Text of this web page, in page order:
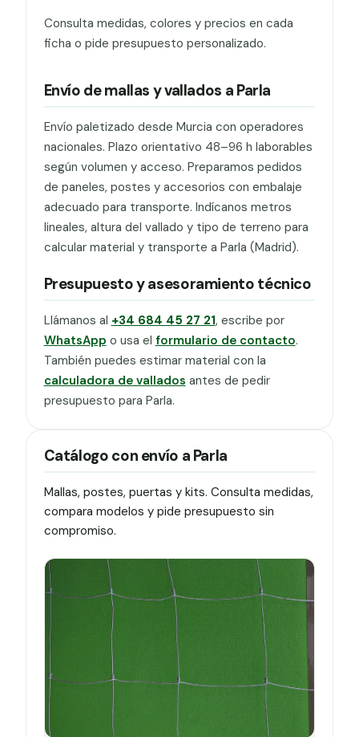
Consulta medidas, colores y precios en cada
ficha o pide presupuesto personalizado.
Envío de mallas y vallados a Parla
Envío paletizado desde Murcia con operadores
nacionales. Plazo orientativo 48–96 h laborables
según volumen y acceso. Preparamos pedidos
de paneles, postes y accesorios con embalaje
adecuado para transporte. Indícanos metros
lineales, altura del vallado y tipo de terreno para
calcular material y transporte a Parla (Madrid).
Presupuesto y asesoramiento técnico
Llámanos al +34 684 45 27 21, escribe por
WhatsApp o usa el formulario de contacto.
También puedes estimar material con la
calculadora de vallados antes de pedir
presupuesto para Parla.
Catálogo con envío a Parla
Mallas, postes, puertas y kits. Consulta medidas,
compara modelos y pide presupuesto sin
compromiso.